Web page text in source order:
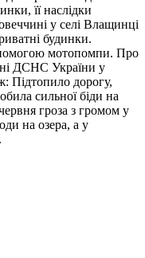
її наслідки
у селі Влащинці
будинки.
мотопомпи. Про
ДСНС України у
Підтопило дорогу,
сильної біди на
гроза з громом у
на озера, а у